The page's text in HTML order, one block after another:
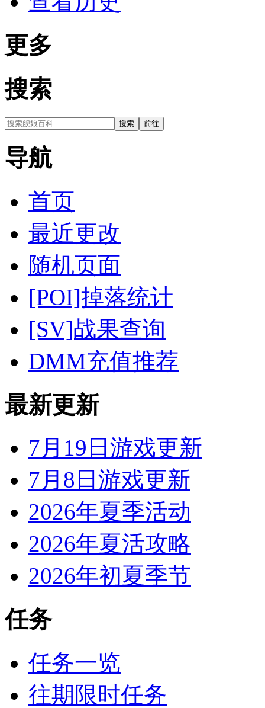
更多
搜索
导航
首页
最近更改
随机页面
[POI]掉落统计
[SV]战果查询
DMM充值推荐
最新更新
7月19日游戏更新
7月8日游戏更新
2026年夏季活动
2026年夏活攻略
2026年初夏季节
任务
任务一览
往期限时任务